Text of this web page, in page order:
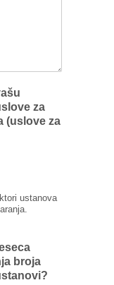
za
(uslove za
ustanova
broja